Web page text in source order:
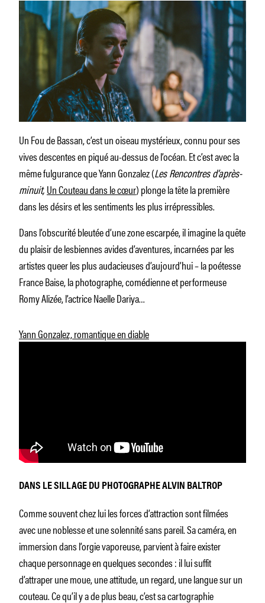
Un Fou de Bassan, c’est un oiseau mystérieux, connu pour ses
vives descentes en piqué au-dessus de l’océan. Et c’est avec la
même fulgurance que Yann Gonzalez (Les Rencontres d’après-
minuit,Un Couteau dans le cœur) plonge la tête la première
dans les désirs et les sentiments les plus irrépressibles.
Dans l’obscurité bleutée d’une zone escarpée, il imagine la quête
du plaisir de lesbiennes avides d’aventures, incarnées par les
artistes queer les plus audacieuses d’aujourd’hui – la poétesse
France Baise, la photographe, comédienne et performeuse
Romy Alizée, l’actrice Naelle Dariya…
Yann Gonzalez, romantique en diable
DANS LE SILLAGE DU PHOTOGRAPHE ALVIN BALTROP
Comme souvent chez lui les forces d’attraction sont filmées
avec une noblesse et une solennité sans pareil. Sa caméra, en
immersion dans l’orgie vaporeuse, parvient à faire exister
chaque personnage en quelques secondes : il lui suffit
d’attraper une moue, une attitude, un regard, une langue sur un
couteau. Ce qu’il y a de plus beau, c’est sa cartographie